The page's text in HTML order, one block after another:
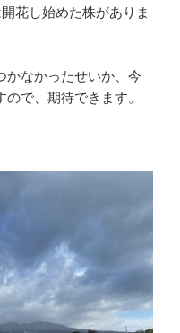
花し始めた株がありま
かなかったせいか、今
で、期待できます。